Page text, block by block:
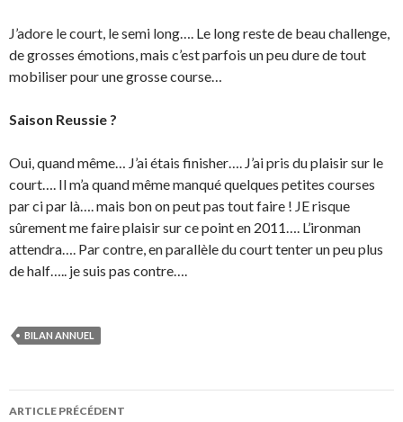
J’adore le court, le semi long…. Le long reste de beau challenge,
de grosses émotions, mais c’est parfois un peu dure de tout
mobiliser pour une grosse course…
Saison Reussie ?
Oui, quand même… J’ai étais finisher…. J’ai pris du plaisir sur le
court…. Il m’a quand même manqué quelques petites courses
par ci par là…. mais bon on peut pas tout faire ! JE risque
sûrement me faire plaisir sur ce point en 2011…. L’ironman
attendra…. Par contre, en parallèle du court tenter un peu plus
de half….. je suis pas contre….
BILAN ANNUEL
Navigation
ARTICLE PRÉCÉDENT